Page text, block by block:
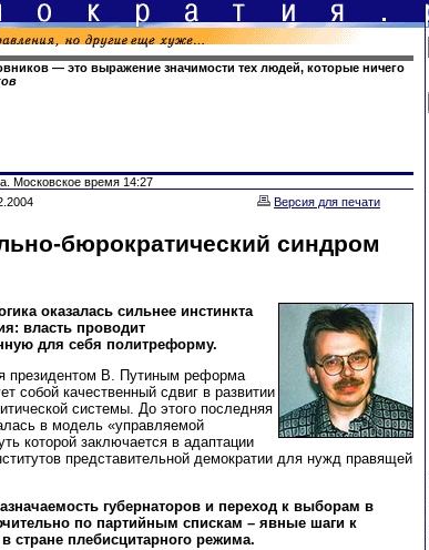
— это выражение значимости тех людей, которые ничего
Московское время 14:27
Версия для печати
бюрократический синдром
оказалась сильнее инстинкта
власть проводит
для себя политреформу.
президентом В. Путиным реформа
собой качественный сдвиг в развитии
системы. До этого последняя
в модель «управляемой
которой заключается в адаптации
представительной демократии для нужд правящей
губернаторов и переход к выборам в
по партийным спискам – явные шаги к
стране плебисцитарного режима.